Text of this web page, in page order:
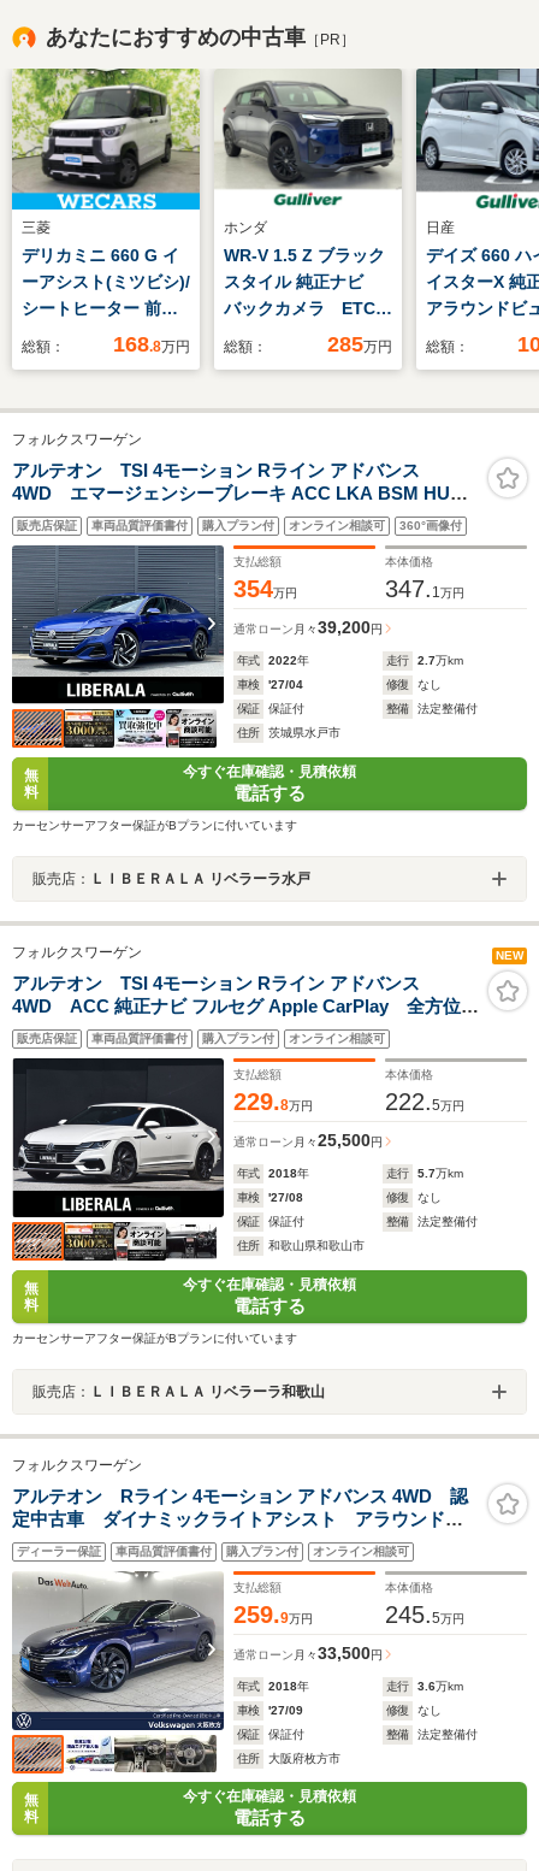
あなたにおすすめの中古車 ［PR］
三菱
デリカミニ 660 G イ
ーアシスト(ミツビシ)/
シートヒーター 前席/
車線逸脱防止支援シス
クモニター/禁煙車/エ
アバッグ 運転席/エア
バッグ 助手席
総額： 168.8万円
ホンダ
WR-V 1.5 Z ブラック
スタイル 純正ナビ
バックカメラ ETC
ドライブレコーダー
レーンキープアシス
コントロール コーナ
ーセンサー 純正17
インチアルミホイール
総額： 285万円
日産
デイズ 660 ハ
イスターX 純
アラウンドビ
ージェンシー
スト/クリアラ
ナー/ステアリ
イッチ/アイド
ストップ
総額：
フォルクスワーゲン
アルテオン TSI 4モーション Rライン アドバンス
4WD エマージェンシーブレーキ ACC LKA BSM HUD
ディスカバープロナビ CarPlay BT 360°カメラ 黒革 M付
きパワーシート シートヒーター マッサージシート LED
パワーバックドア オートホールド 純正20インチAW ドラ
レコ
販売店保証 車両品質評価書付 購入プラン付 オンライン相談可 360°画像付
支払総額
354万円
本体価格
347. 1万円
通常ローン 月々39,200円
年式 2022年 走行 2.7万km
車検
'27/04 修復
なし
保証
保証付 整備
法定整備付
住所
茨城県水戸市
無
料
今すぐ在庫確認・見積依頼
電話する
カーセンサーアフター保証がBプランに付いています
販売店： ＬＩＢＥＲＡＬＡ リベラーラ水戸
フォルクスワーゲン NEW
アルテオン TSI 4モーション Rライン アドバンス
4WD ACC 純正ナビ フルセグ Apple CarPlay 全方位カ
メラ バーチャルCP 黒革 全席シートヒーター 電動バック
ドア オートホールド レーンキープアシスト ブラインドス
ポットアシスト パワーシート LED ドラレコ ETC
販売店保証 車両品質評価書付 購入プラン付 オンライン相談可
支払総額
229.8万円
本体価格
222.5万円
通常ローン 月々25,500円
年式 2018年 走行 5.7万km
車検
'27/08 修復
なし
保証
保証付 整備
法定整備付
住所
和歌山県和歌山市
無
料
今すぐ在庫確認・見積依頼
電話する
カーセンサーアフター保証がBプランに付いています
販売店： ＬＩＢＥＲＡＬＡ リベラーラ和歌山
フォルクスワーゲン
アルテオン Rライン 4モーション アドバンス 4WD 認
定中古車 ダイナミックライトアシスト アラウンドビ
ューカメラ パワーテールゲート レザーシート パワ
ーシート オートホールド サイドアシスト 3ゾーンエ
アコン 純正ナビ スマートキー
ディーラー保証 車両品質評価書付 購入プラン付 オンライン相談可
支払総額
259.9万円
本体価格
245.5万円
通常ローン 月々33,500円
年式 2018年 走行 3.6万km
車検
'27/09 修復
なし
保証
保証付 整備
法定整備付
住所
大阪府枚方市
無
料
今すぐ在庫確認・見積依頼
電話する